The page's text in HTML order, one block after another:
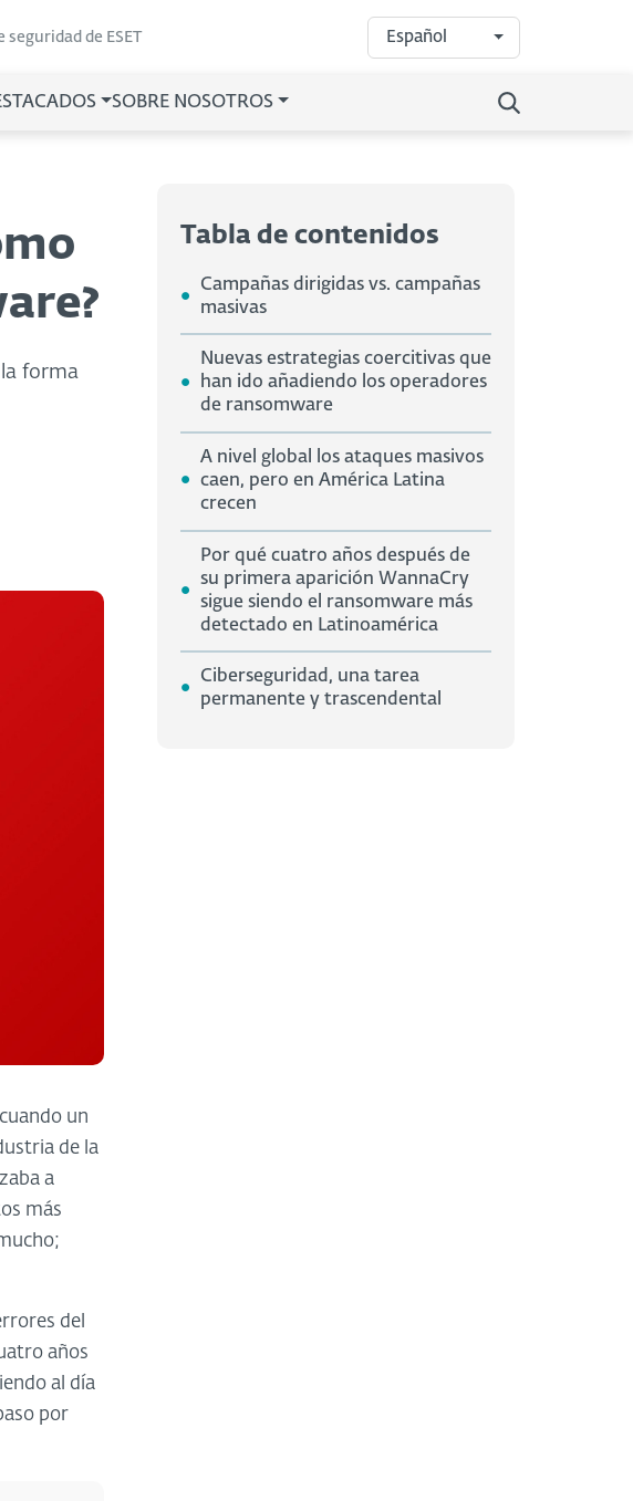
de ESET Español
SOBRE NOSOTROS
forma
un
de la
a
más
del
años
al día
por
Tabla de contenidos
Campañas dirigidas vs. campañas
masivas
Nuevas estrategias coercitivas que
han ido añadiendo los operadores
de ransomware
A nivel global los ataques masivos
caen, pero en América Latina
crecen
Por qué cuatro años después de
su primera aparición WannaCry
sigue siendo el ransomware más
detectado en Latinoamérica
Ciberseguridad, una tarea
permanente y trascendental